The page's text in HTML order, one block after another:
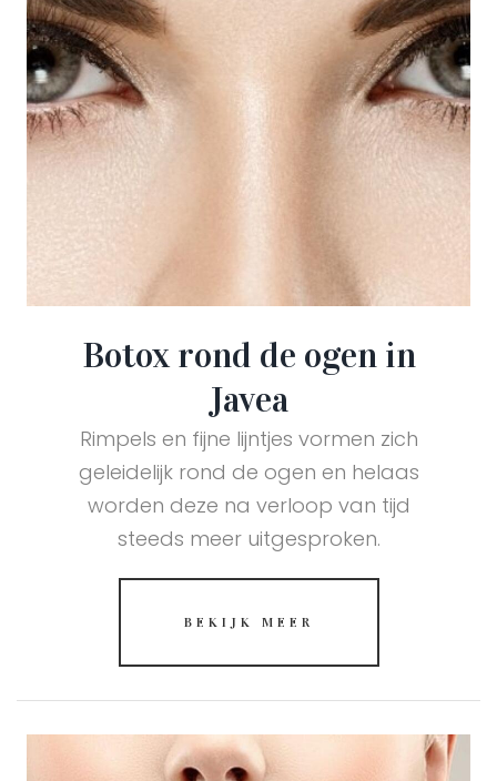
Botox rond de ogen in
Javea
Rimpels en fijne lijntjes vormen zich
geleidelijk rond de ogen en helaas
worden deze na verloop van tijd
steeds meer uitgesproken.
BEKIJK MEER